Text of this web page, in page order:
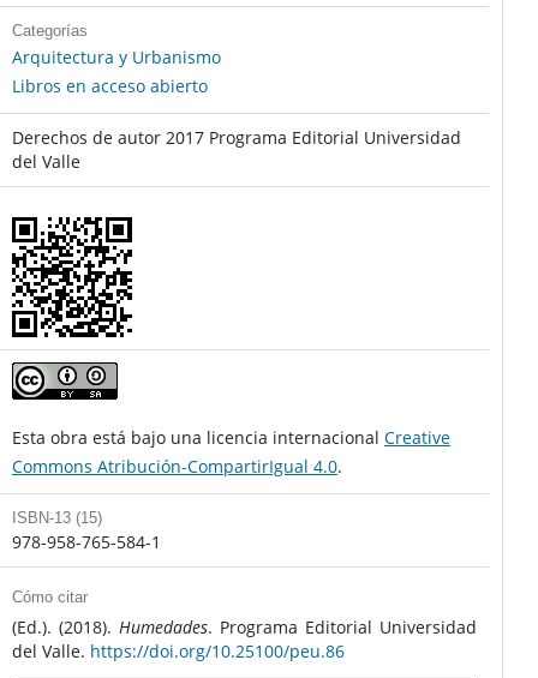
Categorías
Arquitectura y Urbanismo
Libros en acceso abierto
Derechos de autor 2017 Programa Editorial Universidad
del Valle
Esta obra está bajo una licencia internacional Creative
Commons Atribución-CompartirIgual 4.0.
ISBN-13 (15)
978-958-765-584-1
Cómo citar
(Ed.). (2018). Humedades. Programa Editorial Universidad
del Valle. https://doi.org/10.25100/peu.86